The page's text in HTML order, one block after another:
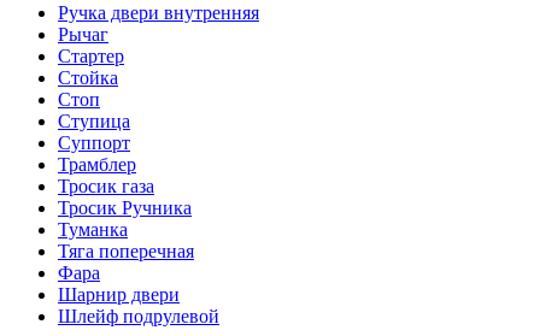
Ручка двери внутренняя
Рычаг
Стартер
Стойка
Стоп
Ступица
Суппорт
Трамблер
Тросик газа
Тросик Ручника
Туманка
Тяга поперечная
Фара
Шарнир двери
Шлейф подрулевой